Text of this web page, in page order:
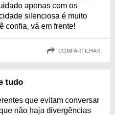
apenas com os
silenciosa é muito
confia, vá em frente!
COMPARTILHAR
tudo
que evitam conversar
não haja divergências